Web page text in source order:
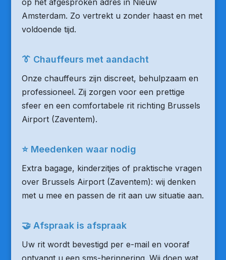
op het afgesproken adres in Nieuw
Amsterdam. Zo vertrekt u zonder haast en met
voldoende tijd.
👔 Chauffeurs met aandacht
Onze chauffeurs zijn discreet, behulpzaam en
professioneel. Zij zorgen voor een prettige
sfeer en een comfortabele rit richting Brussels
Airport (Zaventem).
⭐ Meedenken waar nodig
Extra bagage, kinderzitjes of praktische vragen
over Brussels Airport (Zaventem): wij denken
met u mee en passen de rit aan uw situatie aan.
🤝 Afspraak is afspraak
Uw rit wordt bevestigd per e-mail en vooraf
ontvangt u een sms-herinnering. Wij doen wat